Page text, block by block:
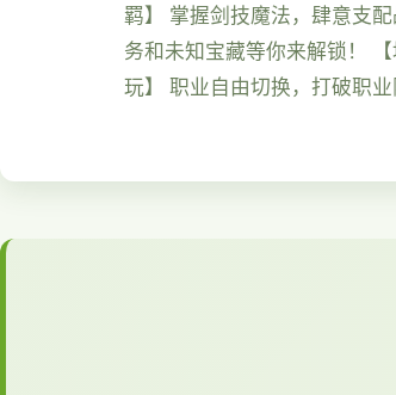
羁】 掌握剑技魔法，肆意支
务和未知宝藏等你来解锁！
玩】 职业自由切换，打破职